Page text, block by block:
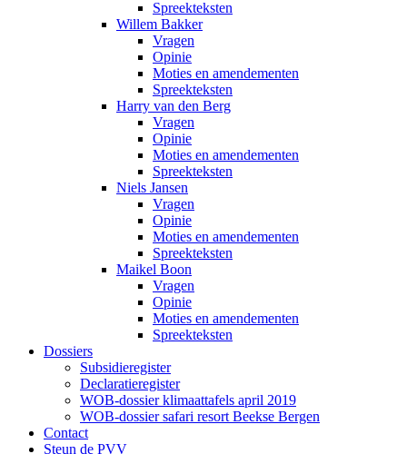
Spreekteksten
Willem Bakker
Vragen
Opinie
Moties en amendementen
Spreekteksten
Harry van den Berg
Vragen
Opinie
Moties en amendementen
Spreekteksten
Niels Jansen
Vragen
Opinie
Moties en amendementen
Spreekteksten
Maikel Boon
Vragen
Opinie
Moties en amendementen
Spreekteksten
Dossiers
Subsidieregister
Declaratieregister
WOB-dossier klimaattafels april 2019
WOB-dossier safari resort Beekse Bergen
Contact
Steun de PVV